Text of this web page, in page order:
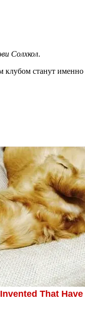
Солхкол.
клубом станут